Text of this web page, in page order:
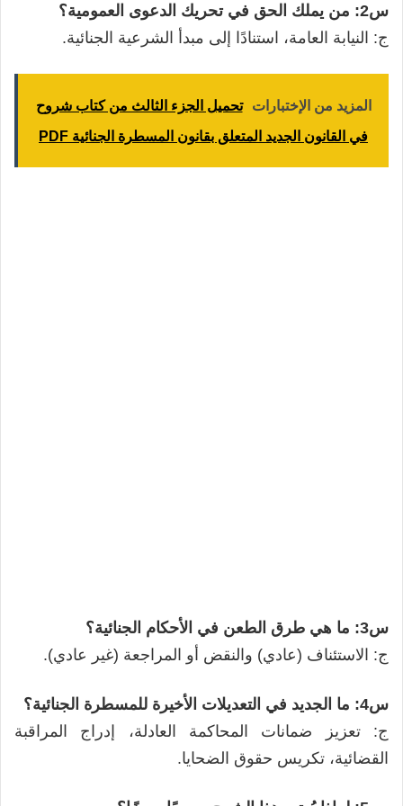
س2: من يملك الحق في تحريك الدعوى العمومية؟
ج: النيابة العامة، استنادًا إلى مبدأ الشرعية الجنائية.
المزيد من الإختبارات
تحميل الجزء الثالث من كتاب شروح
في القانون الجديد المتعلق بقانون المسطرة الجنائية PDF
س3: ما هي طرق الطعن في الأحكام الجنائية؟
ج: الاستئناف (عادي) والنقض أو المراجعة (غير عادي).
س4: ما الجديد في التعديلات الأخيرة للمسطرة الجنائية؟
ج: تعزيز ضمانات المحاكمة العادلة، إدراج المراقبة
القضائية، تكريس حقوق الضحايا.